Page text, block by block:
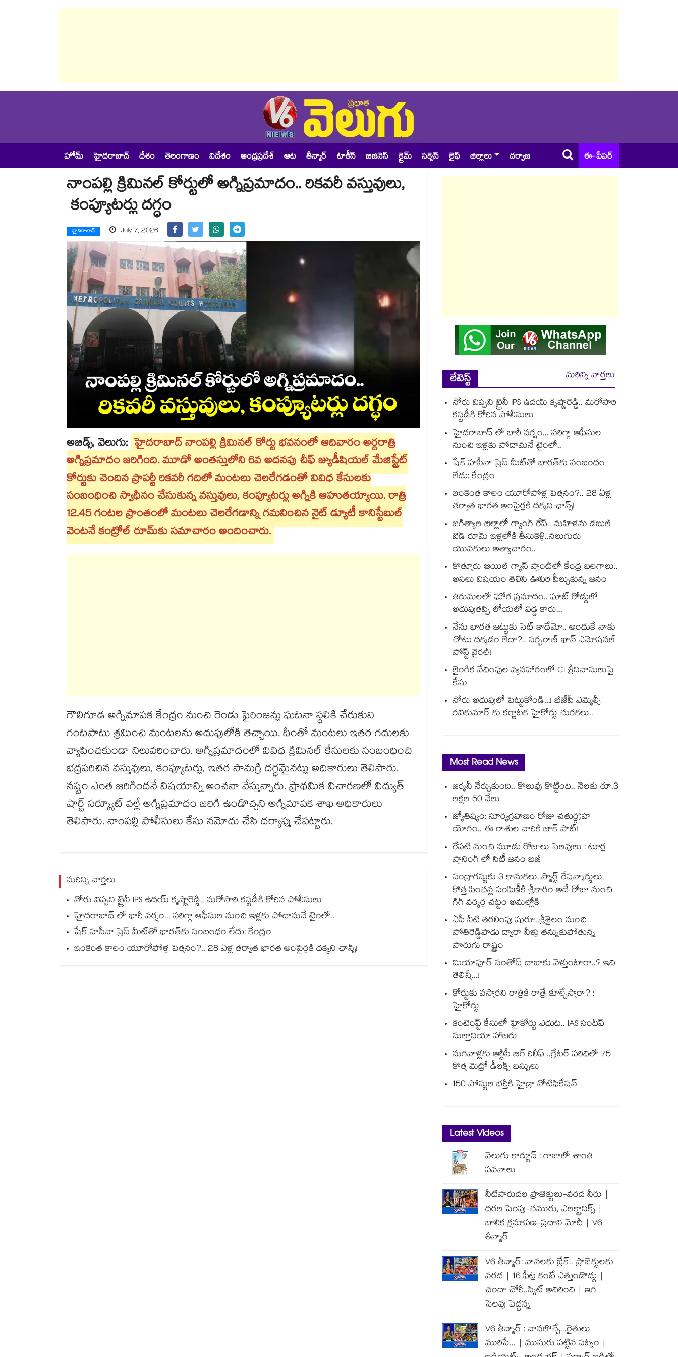
హోమ్ హైదరాబాద్ దేశం తెలంగాణం విదేశం ఆంధ్రప్రదేశ్ ఆట తీన్మార్ టాకీస్ బిజినెస్ క్రైమ్ సక్సెస్ లైఫ్ జిల్లాలు దర్వాజ ఈ-పేపర్
నాంపల్లి క్రిమినల్‌‌‌‌ కోర్టులో అగ్నిప్రమాదం.. రికవరీ వస్తువులు,
కంప్యూటర్లు దగ్ధం
హైదరాబాద్ July 7, 2026
అబిడ్స్‌‌‌‌, వెలుగు: హైదరాబాద్‌‌‌‌ నాంపల్లి క్రిమినల్‌‌‌‌ కోర్టు భవనంలో ఆదివారం అర్ధరాత్రి
అగ్నిప్రమాదం జరిగింది. మూడో అంతస్తులోని 6వ అదనపు చీఫ్‌‌‌‌ జ్యుడీషియల్‌‌‌‌ మేజిస్ట్రేట్‌‌‌‌
కోర్టుకు చెందిన ప్రాపర్టీ రికవరీ గదిలో మంటలు చెలరేగడంతో వివిధ కేసులకు
సంబంధించి స్వాధీనం చేసుకున్న వస్తువులు, కంప్యూటర్లు అగ్నికి ఆహుతయ్యాయి. రాత్రి
12.45 గంటల ప్రాంతంలో మంటలు చెలరేగడాన్ని గమనించిన నైట్‌‌‌‌ డ్యూటీ కానిస్టేబుల్‌‌‌‌
వెంటనే కంట్రోల్‌‌‌‌ రూమ్‌‌‌‌కు సమాచారం అందించారు.
గౌలిగూడ అగ్నిమాపక కేంద్రం నుంచి రెండు ఫైరింజన్లు ఘటనా స్థలికి చేరుకుని
గంటపాటు శ్రమించి మంటలను అదుపులోకి తెచ్చాయి. దీంతో మంటలు ఇతర గదులకు
వ్యాపించకుండా నిలువరించారు. అగ్నిప్రమాదంలో వివిధ క్రిమినల్‌‌‌‌ కేసులకు సంబంధించి
భద్రపరిచిన వస్తువులు, కంప్యూటర్లు, ఇతర సామగ్రి దగ్ధమైనట్లు అధికారులు తెలిపారు.
నష్టం ఎంత జరిగిందనే విషయాన్ని అంచనా వేస్తున్నారు. ప్రాథమిక విచారణలో విద్యుత్‌‌‌‌
షార్ట్‌‌‌‌ సర్క్యూట్‌‌‌‌ వల్లే అగ్నిప్రమాదం జరిగి ఉండొచ్చని అగ్నిమాపక శాఖ అధికారులు
తెలిపారు. నాంపల్లి పోలీసులు కేసు నమోదు చేసి దర్యాప్తు చేపట్టారు.
మరిన్ని వార్తలు
నోరు విప్పని ట్రైనీ IPS ఉదయ్ కృష్ణారెడ్డి.. మరోసారి కస్టడీకి కోరిన పోలీసులు
హైదరాబాద్ లో భారీ వర్షం... సరిగ్గా ఆఫీసుల నుంచి ఇళ్లకు పోదామనే టైంలో..
షేక్ హసీనా ప్రెస్ మీట్‎తో భారత్‎కు సంబంధం లేదు: కేంద్రం
ఇంకెంత కాలం యూరోపోళ్ల పెత్తనం?.. 28 ఏళ్ల తర్వాత భారత అంపైర్లకి దక్కని ఛాన్స్!
లేటెస్ట్
మరిన్ని వార్తలు
నోరు విప్పని ట్రైనీ IPS ఉదయ్ కృష్ణారెడ్డి.. మరోసారి
కస్టడీకి కోరిన పోలీసులు
హైదరాబాద్ లో భారీ వర్షం... సరిగ్గా ఆఫీసుల
నుంచి ఇళ్లకు పోదామనే టైంలో..
షేక్ హసీనా ప్రెస్ మీట్‎తో భారత్‎కు సంబంధం
లేదు: కేంద్రం
ఇంకెంత కాలం యూరోపోళ్ల పెత్తనం?.. 28 ఏళ్ల
తర్వాత భారత అంపైర్లకి దక్కని ఛాన్స్!
జగిత్యాల జిల్లాలో గ్యాంగ్ రేప్.. మహిళను డబుల్
బెడ్ రూమ్ ఇళ్లలోకి తీసుకెళ్లి..నలుగురు
యువకులు అత్యాచారం..
కొత్తూరు ఆయిల్ గ్యాస్⁪ ప్లాంట్⁫లో కేంద్ర బలగాలు..
అసలు విషయం తెలిసి ఊపిరి పీల్చుకున్న జనం
తిరుమలలో ఘోర ప్రమాదం.. ఘాట్ రోడ్డులో
అదుపుతప్పి లోయలో పడ్డ కారు...
నేను భారత జట్టుకు సెట్ కాదేమో.. అందుకే నాకు
చోటు దక్కడం లేదా?.. సర్ఫరాజ్ ఖాన్ ఎమోషనల్
పోస్ట్ వైరల్!
లైంగిక వేధింపుల వ్యవహారంలో CI శ్రీనివాసులుపై
కేసు
నోరు అదుపులో పెట్టుకోండి...! బీజేపీ ఎమ్మెల్సీ
రవికుమార్ కు కర్ణాటక హైకోర్టు చురకలు..
Most Read News
జర్మనీ నేర్చుకుంది.. కొలువు కొట్టింది.. నెలకు రూ.3
లక్షల 50 వేలు
జ్యోతిష్యం: సూర్యగ్రహణం రోజు చతుర్గ్రహ
యోగం.. ఈ రాశుల వారికి జాక్ పాట్!
రేపటి నుంచి మూడు రోజులు సెలవులు : టూర్ల
ప్లానింగ్ లో సిటీ జనం బిజీ
పంద్రాగస్టుకు 3 కానుకలు..స్మార్ట్ రేషన్కార్డులు,
కొత్త పింఛన్ల పంపిణీకి శ్రీకారం అదే రోజు నుంచి
గిగ్ వర్కర్ల చట్టం అమల్లోకి
ఏపీ నీటి తరలింపు షురూ..శ్రీశైలం నుంచి
పోతిరెడ్డిపాడు ద్వారా నీళ్లు తన్నుకుపోతున్న
పొరుగు రాష్ట్రం
మియాపూర్ సంతోష్ దాబాకు వెళ్తుంటారా..? ఇది
తెలిస్తే...!
కోర్టుకు వస్తారని రాత్రికి రాత్రే కూల్చేస్తారా? :
హైకోర్టు
కంటెంప్ట్ కేసులో హైకోర్టు ఎదుట.. IAS సందీప్
సుల్తానియా హాజరు
మగవాళ్లకు ఆర్టీసీ బిగ్ రిలీఫ్ ..గ్రేటర్ పరిధిలో 75
కొత్త మెట్రో డీలక్స్ బస్సులు
150 పోస్టుల భర్తీకి హైడ్రా నోటిఫికేషన్
Latest Videos
వెలుగు కార్టూన్ : గాజాలో శాంతి
పవనాలు
నీటిపారుదల ప్రాజెక్టులు-వరద నీరు |
ధరల పెంపు-చమురు, ఎలక్ట్రానిక్స్ |
బాలిక క్షమాపణ-ప్రధాని మోదీ | V6
తీన్మార్
V6 తీన్మార్: వానలకు బ్రేక్.. ప్రాజెక్టులకు
వరద | 16 ఫీట్ల కంటే ఎత్తుండొద్దు |
చందా చోరీ..స్కిట్ అదిరింది | ఇగ
సెలవు పెద్దన్న
V6 తీన్మార్ : వానలొచ్చే...రైతులు
మురిసే... | ముసురు పట్టిన పట్నం |